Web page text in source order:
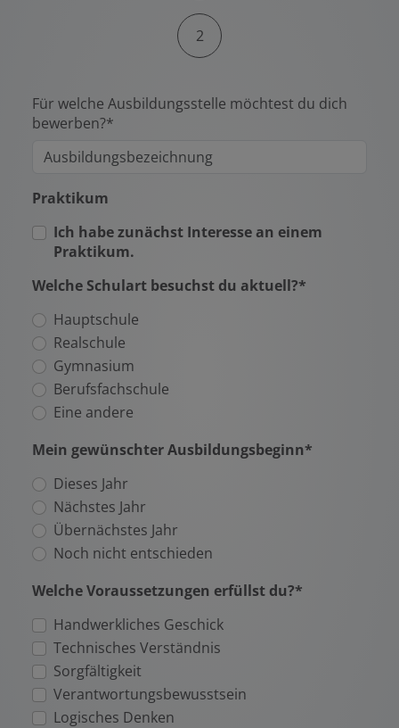
2
Für welche Ausbildungsstelle möchtest du dich
bewerben?*
Praktikum
Ich habe zunächst Interesse an einem
Praktikum.
Welche Schulart besuchst du aktuell?*
Hauptschule
Realschule
Gymnasium
Berufsfachschule
Eine andere
Mein gewünschter Ausbildungsbeginn*
Dieses Jahr
Nächstes Jahr
Übernächstes Jahr
Noch nicht entschieden
Welche Voraussetzungen erfüllst du?*
Handwerkliches Geschick
Technisches Verständnis
Sorgfältigkeit
Verantwortungsbewusstsein
Logisches Denken